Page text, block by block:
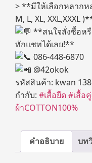
> **มีให้เลือกหลากห
M, L, XL, XXL,XXXL
**สนใจสั่งซื้อหรื
ทักแชทได้เลย!**
086-448-6870
@42okok
รหัสสินค้า: kwan 138
กำกับ: #เสื้อยืด #เสื้อคู่
ผ้าCOTTON100%
คำอธิบาย บท